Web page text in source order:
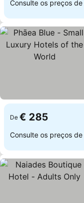
Consulte os preços de
De € 285
Consulte os preços de